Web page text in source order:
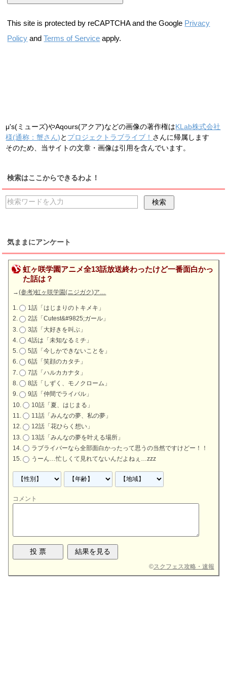
This site is protected by reCAPTCHA and the Google Privacy
Policy andTerms of Service apply.
μ's(ミューズ)やAqours(アクア)などの画像の著作権はKLab株式会社
様(通称：蟹さん)と プロジェクトラブライブ！ さんに帰属します
そのため、当サイトの文章・画像は引用を含んでいます。
検索はここからできるわよ！
気ままにアンケート
虹ヶ咲学園アニメ全13話放送終わったけど一番面白かっ
た話は？
→(参考)虹ヶ咲学園(ニジガク)ア…
1話「はじまりのトキメキ」
2話「Cutest&#9825;ガール」
3話「大好きを叫ぶ」
4話は「未知なるミチ」
5話「今しかできないことを」
6話「笑顔のカタチ」
7話「ハルカカナタ」
8話「しずく、モノクローム」
9話「仲間でライバル」
10話「夏、はじまる」
11話「みんなの夢、私の夢」
12話「花ひらく想い」
13話「みんなの夢を叶える場所」
ラブライバーなら全部面白かったって思うの当然ですけどー！！
うーん…忙しくて見れてないんだよねぇ…zzz
コメント
©スクフェス攻略・速報